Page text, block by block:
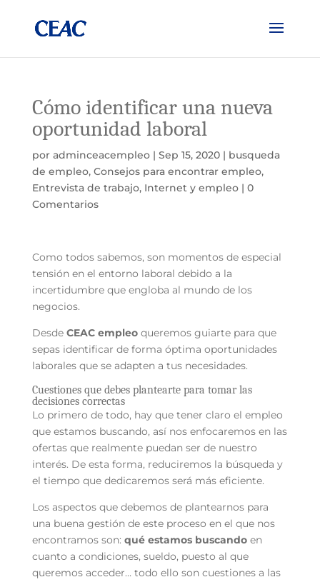
Cómo identificar una nueva
oportunidad laboral
por adminceacempleo| Sep 15, 2020| busqueda
de empleo, Consejos para encontrar empleo,
Entrevista de trabajo, Internet y empleo| 0
Comentarios
Como todos sabemos, son momentos de especial
tensión en el entorno laboral debido a la
incertidumbre que engloba al mundo de los
negocios.
Desde CEAC empleoqueremos guiarte para que
sepas identificar de forma óptima oportunidades
laborales que se adapten a tus necesidades.
Cuestiones que debes plantearte para tomar las
decisiones correctas
Lo primero de todo, hay que tener claro el empleo
que estamos buscando, así nos enfocaremos en las
ofertas que realmente puedan ser de nuestro
interés. De esta forma, reduciremos la búsqueda y
el tiempo que dedicaremos será más eficiente.
Los aspectos que debemos de plantearnos para
una buena gestión de este proceso en el que nos
encontramos son: qué estamos buscandoen
cuanto a condiciones, sueldo, puesto al que
queremos acceder… todo ello son cuestiones a las